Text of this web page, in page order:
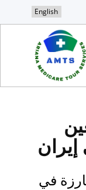
English
إيران
في